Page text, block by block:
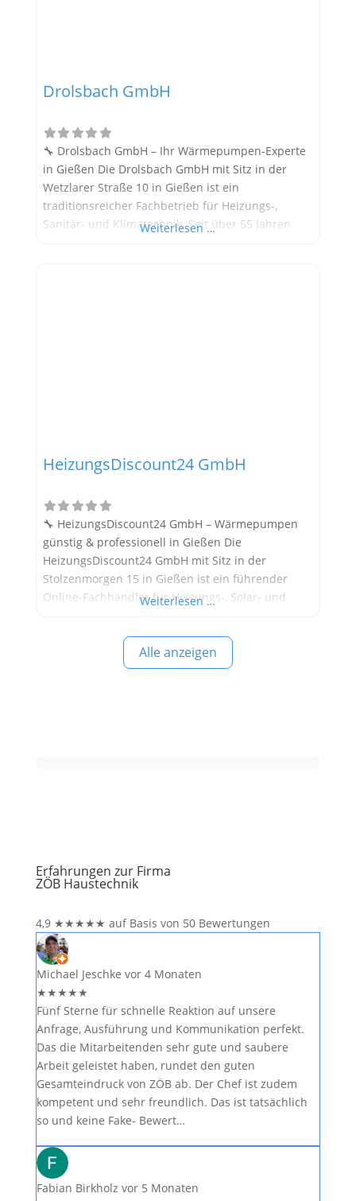
Drolsbach GmbH
🔧 Drolsbach GmbH – Ihr Wärmepumpen-Experte
in Gießen Die Drolsbach GmbH mit Sitz in der
Wetzlarer Straße 10 in Gießen ist ein
traditionsreicher Fachbetrieb für Heizungs-,
Sanitär- und Klimatechnik. Seit über 55 Jahren
Weiterlesen …
HeizungsDiscount24 GmbH
🔧 HeizungsDiscount24 GmbH – Wärmepumpen
günstig & professionell in Gießen Die
HeizungsDiscount24 GmbH mit Sitz in der
Stolzenmorgen 15 in Gießen ist ein führender
Online-Fachhändler für Heizungs-, Solar- und
Auswahl an Wärmepumpen für Neubauten und
Sanierungen – mit Fokus auf Qualität, günstige
Preise und schnelle Lieferung. Kunden profitieren
Weiterlesen …
Alle anzeigen
Erfahrungen zur Firma
ZÖB Haustechnik
4,9 ★★★★★ auf Basis von 50 Bewertungen
Michael Jeschke vor 4 Monaten
★★★★★
Fünf Sterne für schnelle Reaktion auf unsere
Anfrage, Ausführung und Kommunikation perfekt.
Das die Mitarbeitenden sehr gute und saubere
Arbeit geleistet haben, rundet den guten
Gesamteindruck von ZÖB ab. Der Chef ist zudem
kompetent und sehr freundlich. Das ist tatsächlich
so und keine Fake- Bewert…
Fabian Birkholz vor 5 Monaten